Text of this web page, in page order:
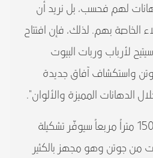
لهم فحسب، بل نريد أن
الخاصة بهم. لذلك، فإن افتتاح
لأرباب وربات البيوت
واستكشاف آفاق جديدة
الدهانات المميزة والألوان".
المتجر الذي تبلغ مساحته 150 متراً مربعاً سيوفّر تشكيلة
من جوتن وهو مجهز بالكثير